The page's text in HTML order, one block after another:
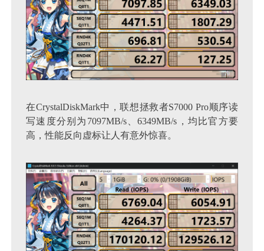
在CrystalDiskMark中，联想拯救者S7000 Pro顺序读
写速度分别为7097MB/s、6349MB/s，均比官方要
高，性能反向虚标让人有意外惊喜。